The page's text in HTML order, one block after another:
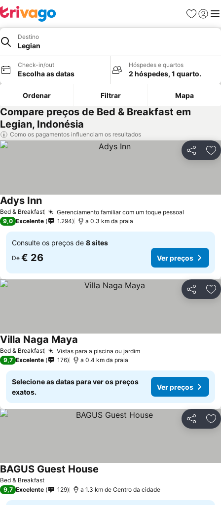
Favoritos
Iniciar
Destino
Legian
Check-in/out
Escolha as datas
Hóspedes e quartos
2 hóspedes, 1 quarto.
Ordenar Filtrar Mapa
Compare preços de Bed & Breakfast em
Legian, Indonésia
Como os pagamentos influenciam os resultados
Partilhar
Bed & Breakfast Gerenciamento familiar com um toque pessoal
Adys InnVer preços
9,0 Excelente 1.294 a 0.3 km da praia
Consulte os preços de 8 sites
De € 26 Ver preços
Partilhar
Bed & Breakfast Vistas para a piscina ou jardimVer preços
Villa Naga Maya
9,7 Excelente 176 a 0.4 km da praia
Selecione as datas para ver os preços
exatos.
Ver preços
Partilhar
Bed & Breakfast
BAGUS Guest House
9,7 Excelente 129 a 1.3 km de Centro da cidade